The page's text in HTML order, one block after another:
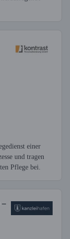
einer
und tragen
Pflege bei.
–